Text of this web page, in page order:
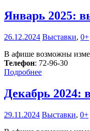
Январь 2025:
26.12.2024 Выставки, 0+
В афише возможны
Телефон: 72-96-30
Подробнее
Декабрь 2024:
29.11.2024 Выставки, 0+